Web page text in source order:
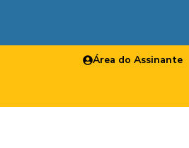
Área do Assinante